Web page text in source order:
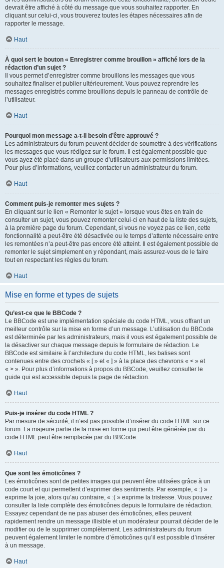
devrait être affiché à côté du message que vous souhaitez rapporter. En
cliquant sur celui-ci, vous trouverez toutes les étapes nécessaires afin de
rapporter le message.
Haut
À quoi sert le bouton « Enregistrer comme brouillon » affiché lors de la
rédaction d’un sujet ?
Il vous permet d’enregistrer comme brouillons les messages que vous
souhaitez finaliser et publier ultérieurement. Vous pouvez reprendre les
messages enregistrés comme brouillons depuis le panneau de contrôle de
l’utilisateur.
Haut
Pourquoi mon message a-t-il besoin d’être approuvé ?
Les administrateurs du forum peuvent décider de soumettre à des vérifications
les messages que vous rédigez sur le forum. Il est également possible que
vous ayez été placé dans un groupe d’utilisateurs aux permissions limitées.
Pour plus d’informations, veuillez contacter un administrateur du forum.
Haut
Comment puis-je remonter mes sujets ?
En cliquant sur le lien « Remonter le sujet » lorsque vous êtes en train de
consulter un sujet, vous pouvez remonter celui-ci en haut de la liste des sujets,
à la première page du forum. Cependant, si vous ne voyez pas ce lien, cette
fonctionnalité a peut-être été désactivée ou le temps d’attente nécessaire entre
les remontées n’a peut-être pas encore été atteint. Il est également possible de
remonter le sujet simplement en y répondant, mais assurez-vous de le faire
tout en respectant les règles du forum.
Haut
Mise en forme et types de sujets
Qu’est-ce que le BBCode ?
Le BBCode est une implémentation spéciale du code HTML, vous offrant un
meilleur contrôle sur la mise en forme d’un message. L’utilisation du BBCode
est déterminée par les administrateurs, mais il vous est également possible de
la désactiver sur chaque message depuis le formulaire de rédaction. Le
BBCode est similaire à l’architecture du code HTML, les balises sont
contenues entre des crochets « [ » et « ] » à la place des chevrons « < » et
« > ». Pour plus d’informations à propos du BBCode, veuillez consulter le
guide qui est accessible depuis la page de rédaction.
Haut
Puis-je insérer du code HTML ?
Par mesure de sécurité, il n’est pas possible d’insérer du code HTML sur ce
forum. La majeure partie de la mise en forme qui peut être générée par du
code HTML peut être remplacée par du BBCode.
Haut
Que sont les émoticônes ?
Les émoticônes sont de petites images qui peuvent être utilisées grâce à un
code court et qui permettent d’exprimer des sentiments. Par exemple, « :) »
exprime la joie, alors qu’au contraire, « :( » exprime la tristesse. Vous pouvez
consulter la liste complète des émoticônes depuis le formulaire de rédaction.
Essayez cependant de ne pas abuser des émoticônes, elles peuvent
rapidement rendre un message illisible et un modérateur pourrait décider de le
modifier ou de le supprimer complètement. Les administrateurs du forum
peuvent également limiter le nombre d’émoticônes qu’il est possible d’insérer
à un message.
Haut